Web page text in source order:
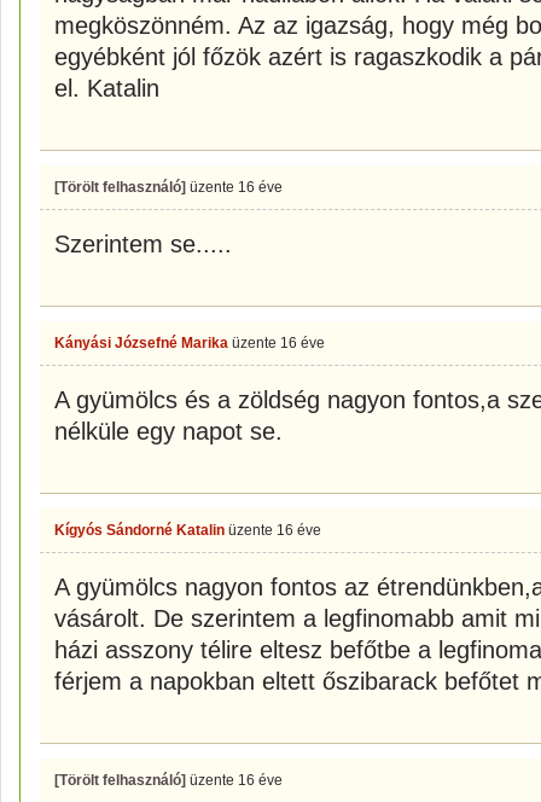
megköszönném. Az az igazság, hogy még
egyébként jól főzök azért is ragaszkodik a
el. Katalin
[Törölt felhasználó] üzente 16 éve
Szerintem se.....
Kányási Józsefné Marika üzente 16 éve
A gyümölcs és a zöldség nagyon fontos,a
nélküle egy napot se.
Kígyós Sándorné Katalin üzente 16 éve
A gyümölcs nagyon fontos az
vásárolt. De szerintem a legfinomabb amit
házi asszony télire eltesz befőtbe a
férjem a napokban eltett őszibarack befőtet
[Törölt felhasználó] üzente 16 éve